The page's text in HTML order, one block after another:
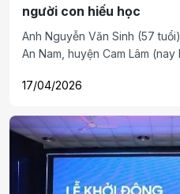
người con hiếu học
Anh Nguyễn Văn Sinh (57
An Nam, huyện Cam Lâm
cái “tàn”, anh quyết chí đi tìm
chăm ngoan, học giỏi, trong
và cao đẳng tại các trường ở
(TP.HCM).
17/04/2026